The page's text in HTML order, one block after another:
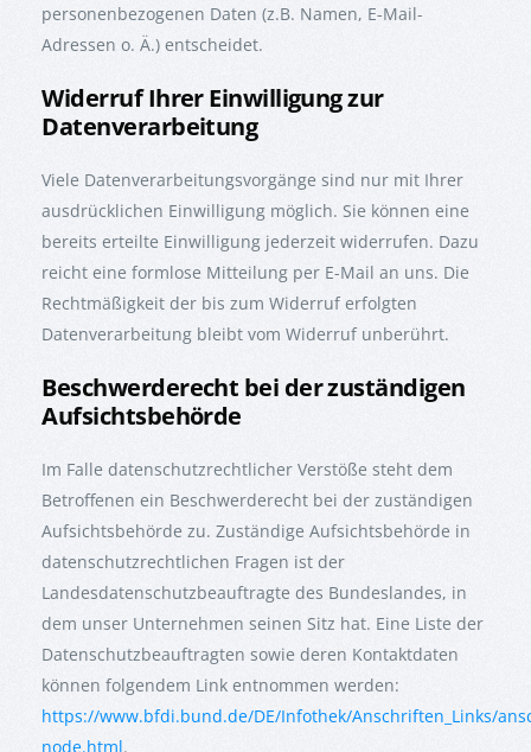
personenbezogenen Daten (z.B. Namen, E-Mail-
Adressen o. Ä.) entscheidet.
Widerruf Ihrer Einwilligung zur
Datenverarbeitung
Viele Datenverarbeitungsvorgänge sind nur mit Ihrer
ausdrücklichen Einwilligung möglich. Sie können eine
bereits erteilte Einwilligung jederzeit widerrufen. Dazu
reicht eine formlose Mitteilung per E-Mail an uns. Die
Rechtmäßigkeit der bis zum Widerruf erfolgten
Datenverarbeitung bleibt vom Widerruf unberührt.
Beschwerderecht bei der zuständigen
Aufsichtsbehörde
Im Falle datenschutzrechtlicher Verstöße steht dem
Betroffenen ein Beschwerderecht bei der zuständigen
Aufsichtsbehörde zu. Zuständige Aufsichtsbehörde in
datenschutzrechtlichen Fragen ist der
Landesdatenschutzbeauftragte des Bundeslandes, in
dem unser Unternehmen seinen Sitz hat. Eine Liste der
Datenschutzbeauftragten sowie deren Kontaktdaten
können folgendem Link entnommen werden:
https://www.bfdi.bund.de/DE/Infothek/Anschriften_Links/
node.html.